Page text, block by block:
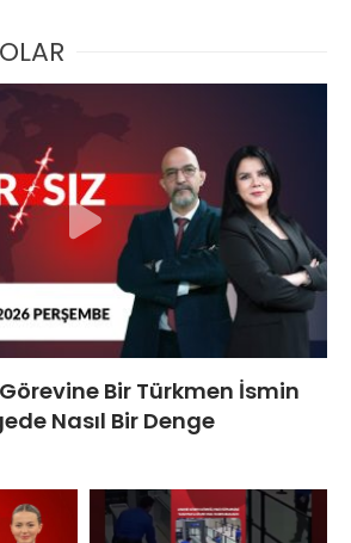
Bir Türkmen İsmin
Nasıl Bir Denge